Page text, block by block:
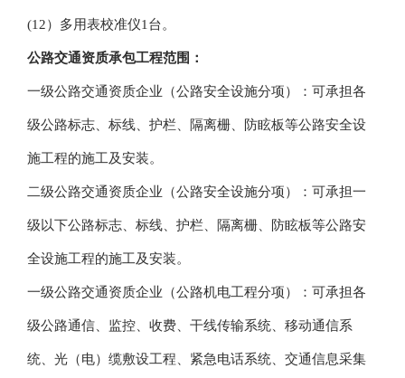
(12）多用表校准仪1台。
公路交通资质承包工程范围：
一级公路交通资质企业（公路安全设施分项）：可承担各
级公路标志、标线、护栏、隔离栅、防眩板等公路安全设
施工程的施工及安装。
二级公路交通资质企业（公路安全设施分项）：可承担一
级以下公路标志、标线、护栏、隔离栅、防眩板等公路安
全设施工程的施工及安装。
一级公路交通资质企业（公路机电工程分项）：可承担各
级公路通信、监控、收费、干线传输系统、移动通信系
统、光（电）缆敷设工程、紧急电话系统、交通信息采集